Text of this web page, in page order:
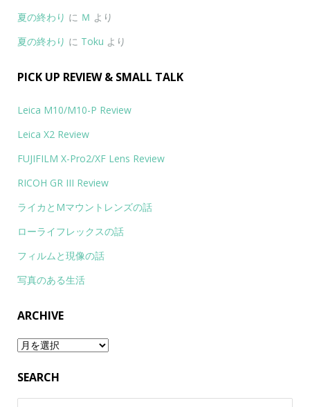
夏の終わり に Ｍ より
夏の終わり に Toku より
PICK UP REVIEW & SMALL TALK
Leica M10/M10-P Review
Leica X2 Review
FUJIFILM X-Pro2/XF Lens Review
RICOH GR III Review
ライカとMマウントレンズの話
ローライフレックスの話
フィルムと現像の話
写真のある生活
ARCHIVE
Archive
SEARCH